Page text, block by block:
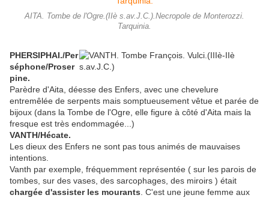
AITA. Tombe de l'Ogre.(IIè s.av.J.C.).Necropole de Monterozzi.
Tarquinia.
PHERSIPHAI./Per
séphone/Proser
pine.
Parèdre d'Aita, déesse des Enfers, avec une chevelure
entremêlée de serpents mais somptueusement vêtue et parée de
bijoux (dans la Tombe de l'Ogre, elle figure à côté d'Aita mais la
fresque est très endommagée...)
VANTH/Hécate.
Les dieux des Enfers ne sont pas tous animés de mauvaises
intentions.
Vanth par exemple, fréquemment représentée ( sur les parois de
tombes, sur des vases, des sarcophages, des miroirs ) était
chargée d'assister les mourants . C'est une jeune femme aux